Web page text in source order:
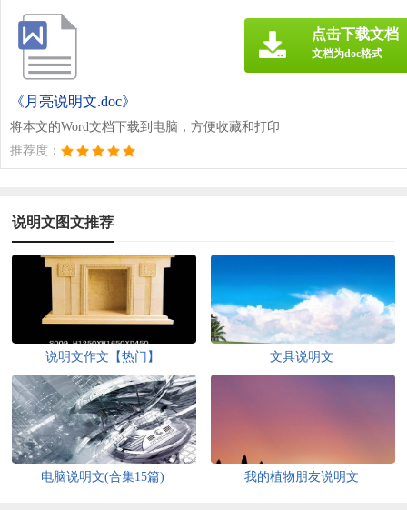
《月亮说明文.doc》
将本文的Word文档下载到电脑，方便收藏和打印
推荐度：
点击下载文档
文档为doc格式
说明文图文推荐
说明文作文【热门】 文具说明文
电脑说明文(合集15篇) 我的植物朋友说明文